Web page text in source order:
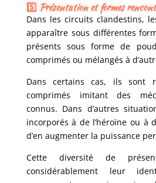
5️⃣ Présentation et formes
Dans les circuits clandestins,
apparaître sous différentes
présents sous forme de
comprimés ou mélangés à
Dans certains cas, ils sont
comprimés imitant des
connus. Dans d’autres
incorporés à de l’héroïne ou à
d’en augmenter la puissance
Cette diversité de
considérablement leur